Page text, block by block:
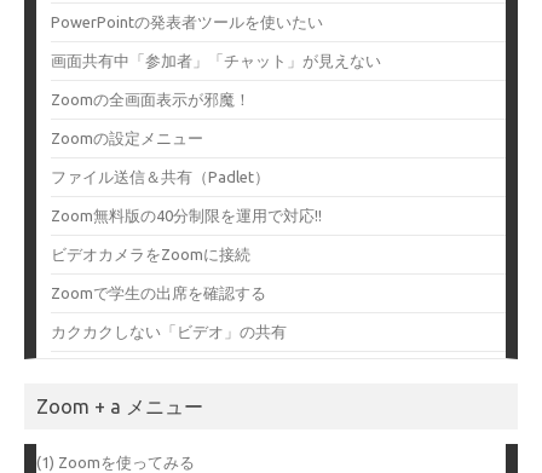
PowerPointの発表者ツールを使いたい
画面共有中「参加者」「チャット」が見えない
Zoomの全画面表示が邪魔！
Zoomの設定メニュー
ファイル送信＆共有（Padlet）
Zoom無料版の40分制限を運用で対応!!
ビデオカメラをZoomに接続
Zoomで学生の出席を確認する
カクカクしない「ビデオ」の共有
Zoom + a メニュー
(1) Zoomを使ってみる